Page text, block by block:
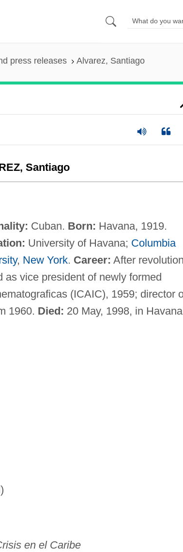
press releases Alvarez, Santiago
Santiago
Cuban. Born: Havana, 1919.
University of Havana; Columbia
, New York. Career: After
as vice president of newly formed
(ICAIC), 1959; director
1960. Died: 20 May, 1998, in
en el Caribe